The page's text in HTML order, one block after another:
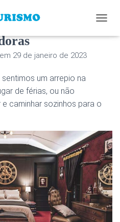
L
E
G
A
Ç
Ã
O
de
em 29 de janeiro de 2023
um arrepio na
de férias, ou não
caminhar sozinhos para o